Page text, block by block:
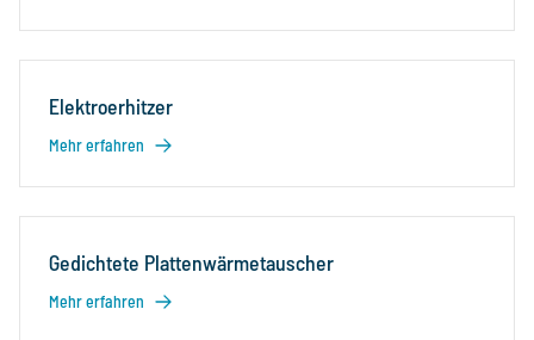
Elektroerhitzer
Mehr erfahren
Gedichtete Plattenwärmetauscher
Mehr erfahren